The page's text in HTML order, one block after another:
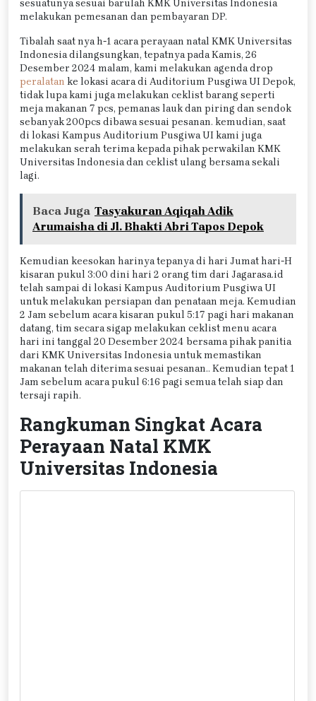
sesuatunya sesuai barulah KMK Universitas Indonesia
melakukan pemesanan dan pembayaran DP.
Tibalah saat nya h-1 acara perayaan natal KMK Universitas
Indonesia dilangsungkan, tepatnya pada Kamis, 26
Desember 2024 malam, kami melakukan agenda drop
peralatan ke lokasi acara di Auditorium Pusgiwa UI Depok,
tidak lupa kami juga melakukan ceklist barang seperti
meja makanan 7 pcs, pemanas lauk dan piring dan sendok
sebanyak 200pcs dibawa sesuai pesanan. kemudian, saat
di lokasi Kampus Auditorium Pusgiwa UI kami juga
melakukan serah terima kepada pihak perwakilan KMK
Universitas Indonesia dan ceklist ulang bersama sekali
lagi.
Baca Juga Tasyakuran Aqiqah Adik
Arumaisha di Jl. Bhakti Abri Tapos Depok
Kemudian keesokan harinya tepanya di hari Jumat hari-H
kisaran pukul 3:00 dini hari 2 orang tim dari Jagarasa.id
telah sampai di lokasi Kampus Auditorium Pusgiwa UI
untuk melakukan persiapan dan penataan meja. Kemudian
2 Jam sebelum acara kisaran pukul 5:17 pagi hari makanan
datang, tim secara sigap melakukan ceklist menu acara
hari ini tanggal 20 Desember 2024 bersama pihak panitia
dari KMK Universitas Indonesia untuk memastikan
makanan telah diterima sesuai pesanan.. Kemudian tepat 1
Jam sebelum acara pukul 6:16 pagi semua telah siap dan
tersaji rapih.
Rangkuman Singkat Acara
Perayaan Natal KMK
Universitas Indonesia